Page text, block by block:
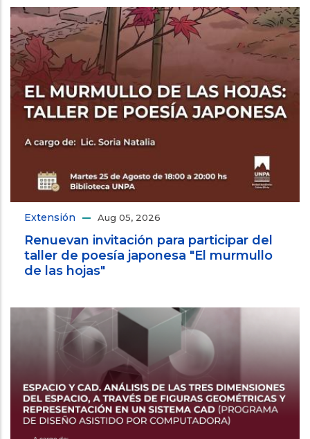
Extensión Aug 05, 2026
Renuevan invitación para participar del
taller de poesía japonesa "El murmullo
de las hojas"